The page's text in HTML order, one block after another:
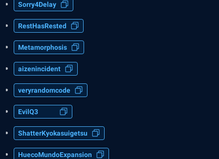
Sorry4Delay
RestHasRested
Metamorphosis
aizenincident
veryrandomcode
EvilQ3
ShatterKyokasuigetsu
HuecoMundoExpansion